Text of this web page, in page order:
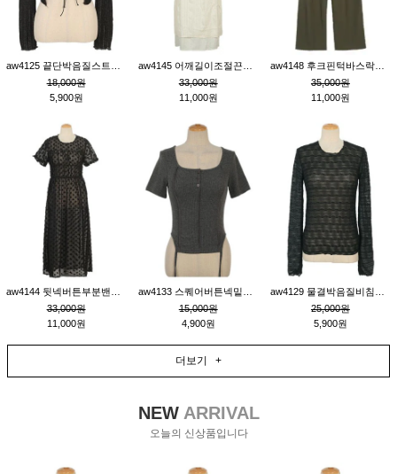
18,000원
5,900원
33,000원
11,000원
35,000원
11,000원
33,000원
11,000원
15,000원
4,900원
25,000원
5,900원
더보기 +
NEWARRIVAL
오늘의 신상품입니다